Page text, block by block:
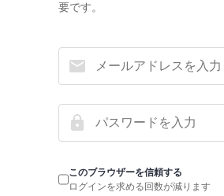
要です。
このブラウザーを信頼する
ログインを求める回数が減ります